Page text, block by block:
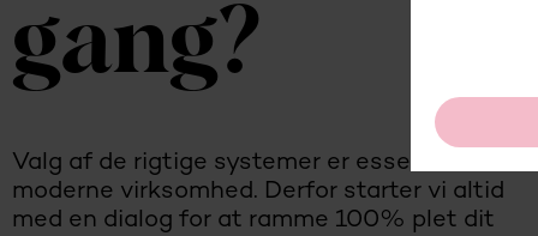
gang?
Valg af de rigtige systemer er essentielt for
moderne virksomhed. Derfor starter vi altid
med en dialog for at ramme 100% plet dit